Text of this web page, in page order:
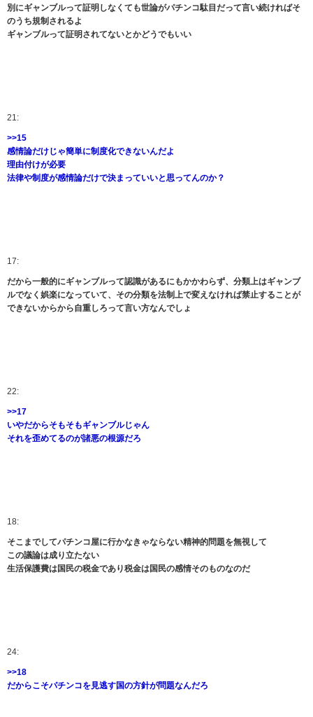
別にギャンブルって証明しなくても世論がパチンコ駄目だって言い続ければそ
のうち規制されるよ
ギャンブルって証明されてないとかどうでもいい
21:
>>15
感情論だけじゃ簡単に制度化できないんだよ
理由付けが必要
法律や制度が感情論だけで決まっていいと思ってんのか？
17:
だから一般的にギャンブルって認識があるにもかかわらず、分類上はギャンブ
ルでなく娯楽になっていて、その分類を法制上で変えなければ禁止することが
できないからから自重しろって言い方なんでしょ
22:
>>17
いやだからそもそもギャンブルじゃん
それを歪めてるのが諸悪の根源だろ
18:
そこまでしてパチンコ屋に行かなきゃならない精神的問題を無視して
この議論は成り立たない
生活保護費は国民の税金であり税金は国民の感情そのものなのだ
24:
>>18
だからこそパチンコを見逃す国の方針が問題なんだろ